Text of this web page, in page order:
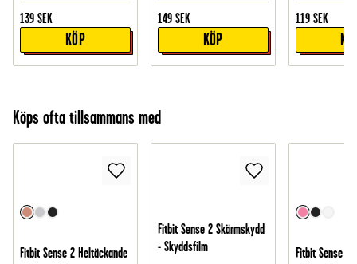
139 SEK
KÖP
149 SEK
KÖP
119 SEK
Köps ofta tillsammans med
Fitbit Sense 2 Heltäckande
Fitbit Sense 2 Skärmskydd
- Skyddsfilm
Fitbit Sense 2